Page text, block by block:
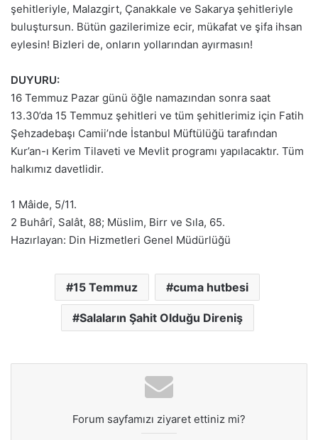
şehitleriyle, Malazgirt, Çanakkale ve Sakarya şehitleriyle
buluştursun. Bütün gazilerimize ecir, mükafat ve şifa ihsan
eylesin! Bizleri de, onların yollarından ayırmasın!
DUYURU:
16 Temmuz Pazar günü öğle namazından sonra saat
13.30’da 15 Temmuz şehitleri ve tüm şehitlerimiz için Fatih
Şehzadebaşı Camii’nde İstanbul Müftülüğü tarafından
Kur’an-ı Kerim Tilaveti ve Mevlit programı yapılacaktır. Tüm
halkımız davetlidir.
1 Mâide, 5/11.
2 Buhârî, Salât, 88; Müslim, Birr ve Sıla, 65.
Hazırlayan: Din Hizmetleri Genel Müdürlüğü
15 Temmuz cuma hutbesi
Salaların Şahit Olduğu Direniş
Forum sayfamızı ziyaret ettiniz mi?